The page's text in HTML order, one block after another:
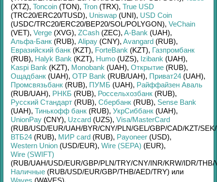
(XTZ), Toncoin (TON), Tron (TRX), True USD
(TRC20/ERC20/TUSD), Uniswap (UNI), USD Coin
(USDC/TRC20/ERC20/BEP20/SOL/POLYGON), VeChain
(VET), Verge (XVG), ZCash (ZEC), A-Bank (UAH),
Альфа-Банк (RUB), Alipay (CNY), Avangard (RUB),
Евразийский банк (KZT), ForteBank (KZT), Газпромбанк
(RUB), Halyk Bank (KZT), Humo (UZS), Izibank (UAH),
Kaspi Bank (KZT), Monobank (UAH), Открытие (RUB),
Ощадбанк (UAH), OTP Bank (RUB/UAH), Приват24 (UAH),
Промсвязьбанк (RUB), ПУМБ (UAH), Райффайзен Аваль
(RUB/UAH), РНКБ (RUB), Россельхозбанк (RUB),
Русский Стандарт (RUB), Сбербанк (RUB), Sense Bank
(UAH), Тинькофф банк (RUB), УкрСиббанк (UAH),
UnionPay (CNY), Uzcard (UZS), Visa/MasterCard
(RUB/USD/EUR/UAH/BYR/CNY/PLN/GEL/GBP/CAD/KZT/SEK/
ВТБ24 (RUB), МИР card (RUB), Payoneer (USD),
Western Union (USD/EUR), Wire (SEPA) (EUR),
Wire (SWIFT)
(RUB/UAH/USD/EUR/GBP/PLN/TRY/CNY/INR/KRW/IDR/THB/
Наличные (RUB/USD/EUR/GBP/THB/AED/TRY) или
Waves (WAVES).